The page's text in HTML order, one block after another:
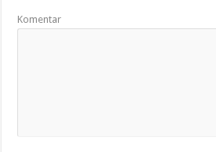
Komentar